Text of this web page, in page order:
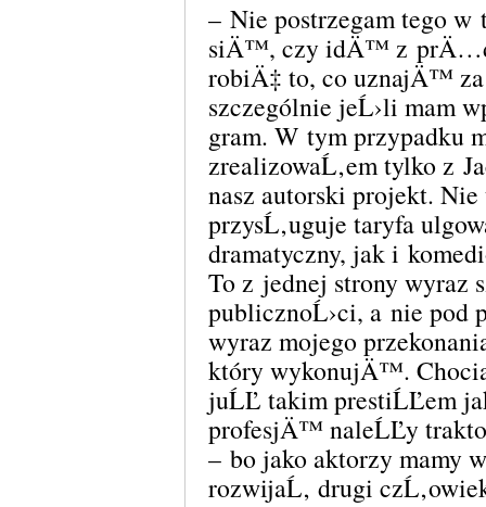
– Nie postrzegam tego w
siÄ™, czy idÄ™ z
robiÄ‡ to, co uznajÄ™
szczególnie jeĹ›li mam
gram. W tym przypadku
zrealizowaĹ‚em tylko z
nasz autorski projekt.
przysĹ‚uguje taryfa
dramatyczny, jak i
To z jednej strony wyraz
publicznoĹ›ci, a nie
wyraz mojego
który wykonujÄ™.
juĹĽ takim prestiĹĽem
profesjÄ™ naleĹĽy
– bo jako aktorzy
rozwijaĹ‚ drugi